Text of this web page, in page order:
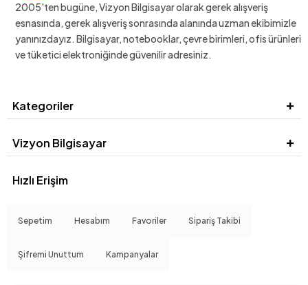
2005'ten bugüne, Vizyon Bilgisayar olarak gerek alışveriş
esnasında, gerek alışveriş sonrasında alanında uzman ekibimizle
yanınızdayız. Bilgisayar, notebooklar, çevre birimleri, ofis ürünleri
ve tüketici elektroniğinde güvenilir adresiniz.
Kategoriler
Vizyon Bilgisayar
Hızlı Erişim
Sepetim Hesabım Favoriler Sipariş Takibi
Şifremi Unuttum Kampanyalar